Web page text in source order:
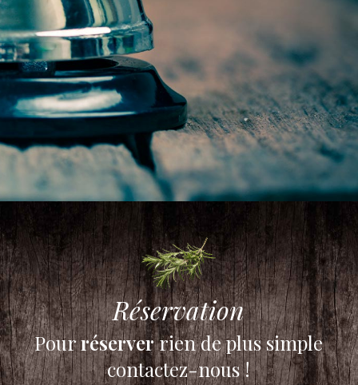
Réservation
Pourréserverrien de plus simple
contactez-nous !